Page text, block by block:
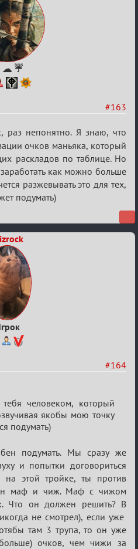
☔
#163
раз непонятно. Я знаю, что
очков маньяка, который
раскладов по таблице. Но
как можно больше
разжевывать это для тех,
подумать)
#164
человеком, который
якобы мою точку
подумать)
подумать. Мы сразу же
и попытки договориться
этой тройке, ты против
маф и чиж. Маф с чижом
Что он должен решить? В
не смотрел), если уже
там 3 трупа, то он уже
очков, чем чижи за